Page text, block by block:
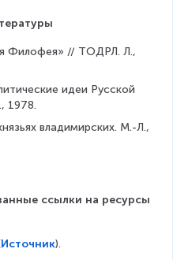
Филофея» // ТОДРЛ. Л.,
идеи Русской
1978.
владимирских. М.-Л.,
ссылки на ресурсы
Источник).